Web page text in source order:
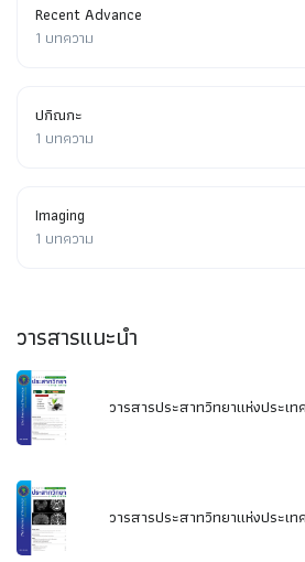
Recent Advance
1 บทความ
ปกิณกะ
1 บทความ
Imaging
1 บทความ
วารสารแนะนำ
วารสารประสาทวิทยาแห่งประเ
วารสารประสาทวิทยาแห่งประเ